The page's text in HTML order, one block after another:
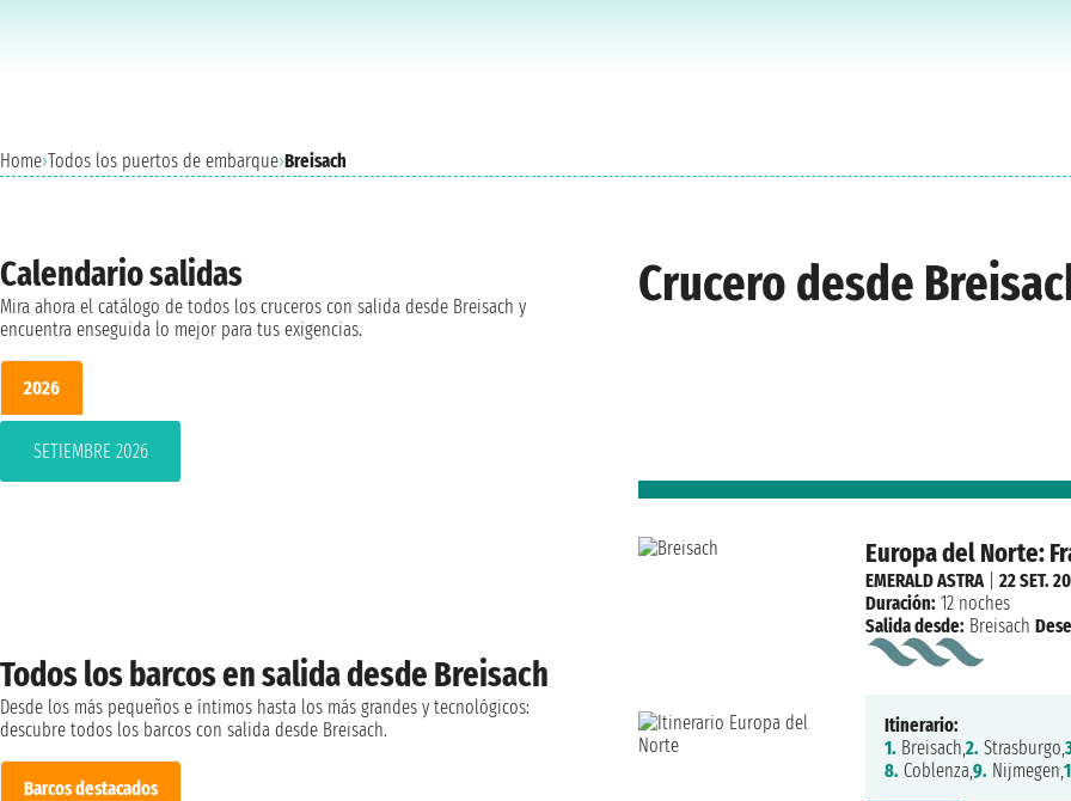
Home›Todos los puertos de embarque›Breisach
Crucero desde
Europa del Norte:
EMERALD ASTRA| 22 SET.
Duración: 12 noches
Salida desde: Breisach
Itinerario:
1. Breisach,2. Strasburgo,
8. Coblenza,9. Nijmegen,
Calendario salidas
Mira ahora el catálogo de todos los cruceros con salida desde Breisach y
encuentra enseguida lo mejor para tus exigencias.
2026
SETIEMBRE 2026
Todos los barcos en salida desde Breisach
Desde los más pequeños e íntimos hasta los más grandes y tecnológicos:
descubre todos los barcos con salida desde Breisach.
Barcos destacados